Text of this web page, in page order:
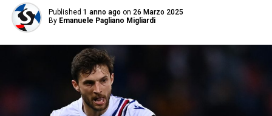
Published 1 anno ago on 26 Marzo 2025
By Emanuele Pagliano Migliardi